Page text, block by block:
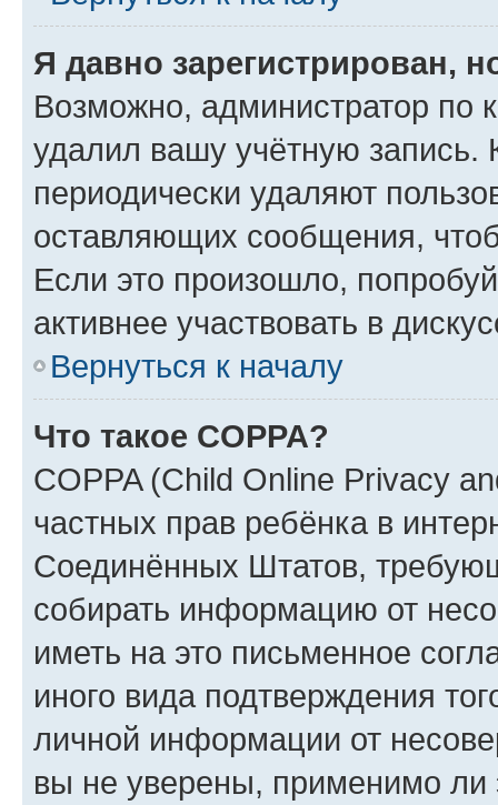
Я давно зарегистрирован,
Возможно, администратор по
удалил вашу учётную запись.
периодически удаляют
оставляющих сообщения,
Если это произошло,
активнее участвовать в
Вернуться к началу
Что такое COPPA?
COPPA (Child Online Privacy
частных прав ребёнка в
Соединённых Штатов,
собирать информацию от
иметь на это письменное
иного вида подтверждения
личной информации от
вы не уверены, применимо ли